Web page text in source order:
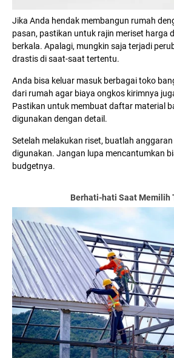
Jika Anda hendak membangun rumah
pasan, pastikan untuk rajin meriset harga
berkala. Apalagi, mungkin saja terjadi
drastis di saat-saat tertentu.
Anda bisa keluar masuk berbagai toko
dari rumah agar biaya ongkos kirimnya
Pastikan untuk membuat daftar material
digunakan dengan detail.
Setelah melakukan riset, buatlah
digunakan. Jangan lupa mencantumkan
budgetnya.
Berhati-hati Saat Memilih